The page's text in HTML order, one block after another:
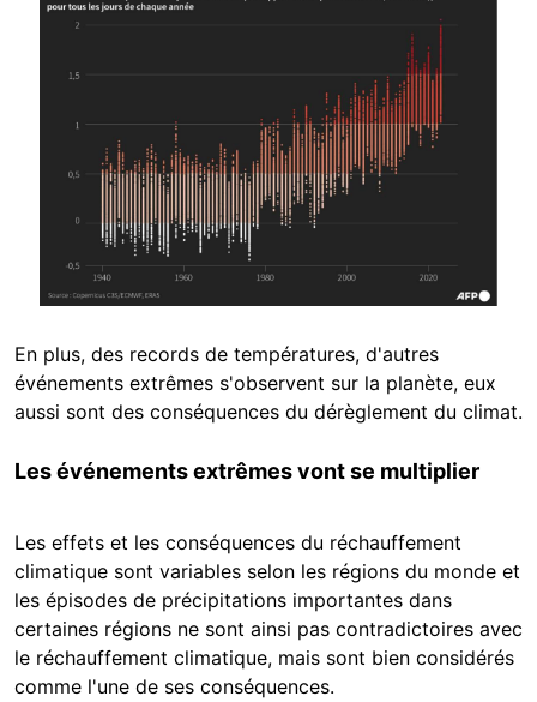
En plus, des records de températures, d'autres
événements extrêmes s'observent sur la planète, eux
aussi sont des conséquences du dérèglement du climat.
Les événements extrêmes vont se multiplier
Les effets et les conséquences du réchauffement
climatique sont variables selon les régions du monde et
les épisodes de précipitations importantes dans
certaines régions ne sont ainsi pas contradictoires avec
le réchauffement climatique, mais sont bien considérés
comme l'une de ses conséquences.